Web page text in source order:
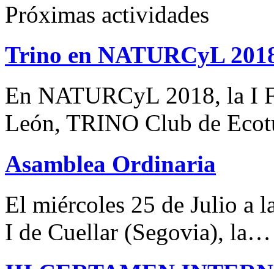
Próximas actividades
Trino en NATURCyL
En NATURCyL 2018, la I
León, TRINO Club de
Asamblea Ordinaria
El miércoles 25 de Julio a
I de Cuellar (Segovia), la…